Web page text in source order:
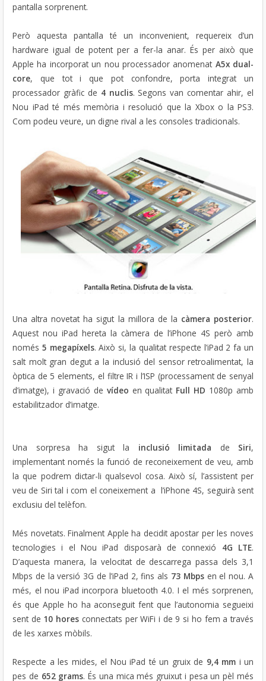
pantalla sorprenent.
Però aquesta pantalla té un inconvenient, requereix d’un
hardware igual de potent per a fer-la anar. És per això que
Apple ha incorporat un nou processador anomenat A5x dual-
core, que tot i que pot confondre, porta integrat un
processador gràfic de 4 nuclis. Segons van comentar ahir, el
Nou iPad té més memòria i resolució que la Xbox o la PS3.
Com podeu veure, un digne rival a les consoles tradicionals.
Una altra novetat ha sigut la millora de la càmera posterior.
Aquest nou iPad hereta la càmera de l’iPhone 4S però amb
només 5 megapíxels. Això si, la qualitat respecte l’iPad 2 fa un
salt molt gran degut a la inclusió del sensor retroalimentat, la
òptica de 5 elements, el filtre IR i l’ISP (processament de senyal
d’imatge), i gravació de vídeo en qualitat Full HD 1080p amb
estabilitzador d’imatge.
Una sorpresa ha sigut la inclusió limitada de Siri,
implementant només la funció de reconeixement de veu, amb
la que podrem dictar-li qualsevol cosa. Això sí, l’assistent per
veu de Siri tal i com el coneixement a l’iPhone 4S, seguirà sent
exclusiu del telèfon.
Més novetats. Finalment Apple ha decidit apostar per les noves
tecnologies i el Nou iPad disposarà de connexió 4G LTE.
D’aquesta manera, la velocitat de descarrega passa dels 3,1
Mbps de la versió 3G de l’iPad 2, fins als 73 Mbpsen el nou. A
més, el nou iPad incorpora bluetooth 4.0. I el més sorprenen,
és que Apple ho ha aconseguit fent que l’autonomia segueixi
sent de 10 hores connectats per WiFi i de 9 si ho fem a través
de les xarxes mòbils.
Respecte a les mides, el Nou iPad té un gruix de 9,4 mm i un
pes de 652 grams. És una mica més gruixut i pesa un pèl més